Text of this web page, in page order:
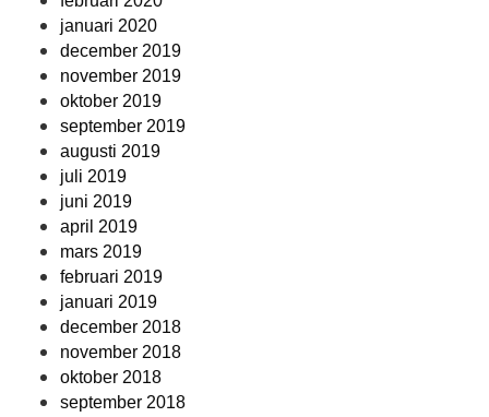
januari 2020
december 2019
november 2019
oktober 2019
september 2019
augusti 2019
juli 2019
juni 2019
april 2019
mars 2019
februari 2019
januari 2019
december 2018
november 2018
oktober 2018
september 2018